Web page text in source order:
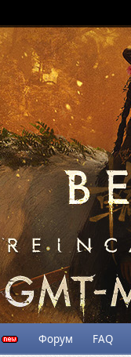
Форум FAQ